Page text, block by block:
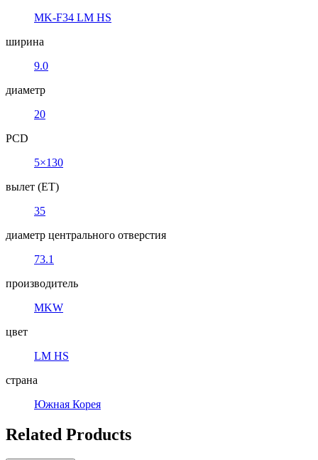
MK-F34 LM HS
ширина
9.0
диаметр
20
PCD
5×130
вылет (ET)
35
диаметр центрального отверстия
73.1
производитель
MKW
цвет
LM HS
страна
Южная Корея
Related Products